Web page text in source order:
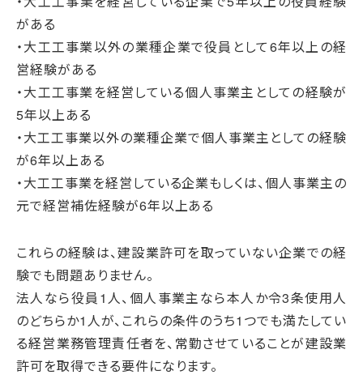
がある
・大工工事業以外の業種企業で役員として6年以上の経
営経験がある
・大工工事業を経営している個人事業主としての経験が
5年以上ある
・大工工事業以外の業種企業で個人事業主としての経験
が6年以上ある
・大工工事業を経営している企業もしくは、個人事業主の
元で経営補佐経験が6年以上ある
これらの経験は、建設業許可を取っていない企業での経
験でも問題ありません。
法人なら役員1人、個人事業主なら本人か令3条使用人
のどちらか1人が、これらの条件のうち1つでも満たしてい
る経営業務管理責任者を、常勤させていることが建設業
許可を取得できる要件になります。